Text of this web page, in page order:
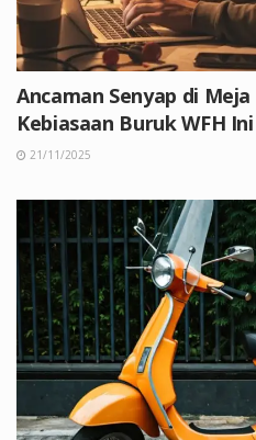
Ancaman Senyap di
Kebiasaan Buruk WFH
21/11/2025